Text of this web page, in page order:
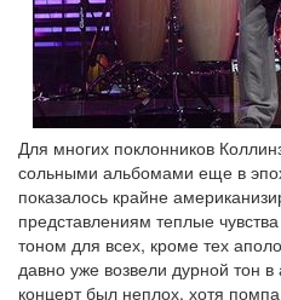
Для многих поклонников
сольными альбомами еще в
показалось крайне
представлениям теплые
тоном для всех, кроме тех
давно уже возвели дурной тон
концерт был неплох, хотя